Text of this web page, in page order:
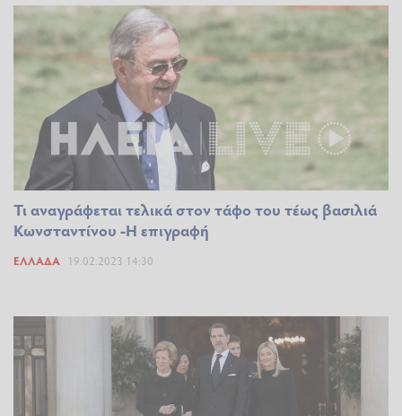
Τι αναγράφεται τελικά στον τάφο του τέως βασιλιά
Κωνσταντίνου -Η επιγραφή
ΕΛΛΆΔΑ 19.02.2023 14:30